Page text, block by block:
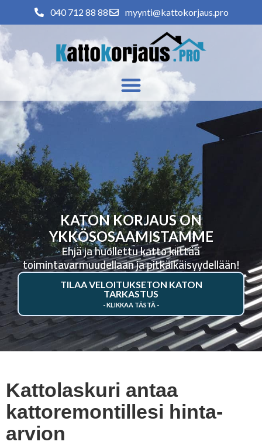
040 712 88 88 myynti@kattokorjaus.pro
KATON KORJAUS ON
YKKÖSOSAAMISTAMME
Ehjä ja huollettu katto kiittää
toimintavarmuudellaan ja pitkäikäisyydellään!
TILAA VELOITUKSETON KATON
TARKASTUS
Kattolaskuri antaa
kattoremontillesi hinta-
arvion